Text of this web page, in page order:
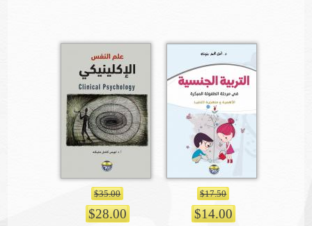
$17.50
$14.00
$35.00
$28.00